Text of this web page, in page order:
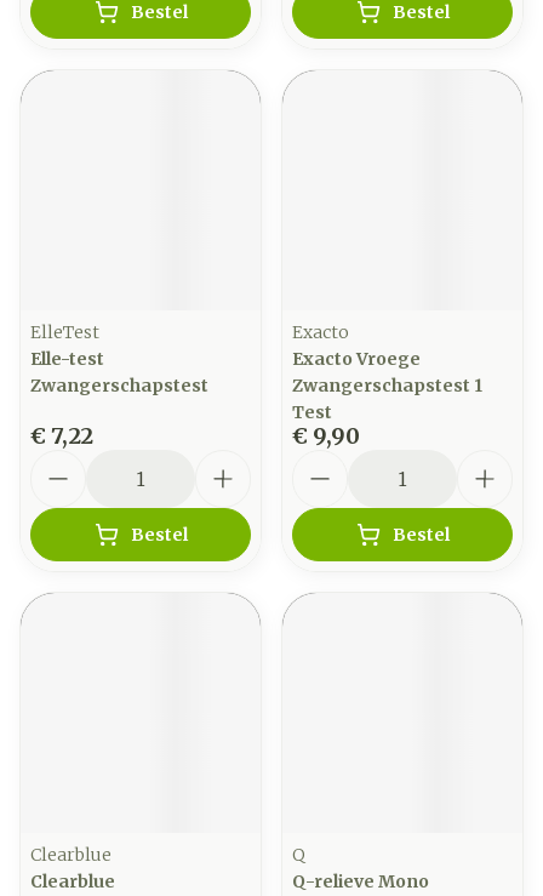
Bestel Bestel
ElleTest
Elle-test
Zwangerschapstest
€ 7,22
Bestel
Exacto
Exacto Vroege
Zwangerschapstest 1
Test
€ 9,90
Bestel
Clearblue
Clearblue
Q
Q-relieve Mono